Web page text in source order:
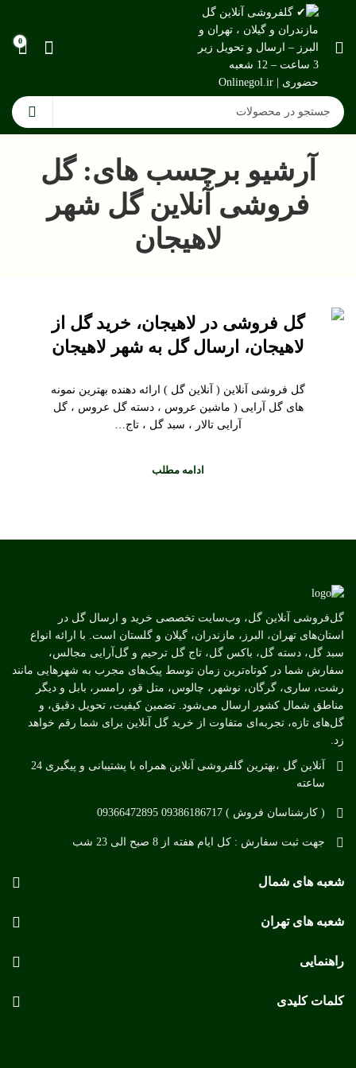
0
آرشیو برچسب های: گل
فروشی آنلاین گل شهر
لاهیجان
گل فروشی در لاهیجان، خرید گل از
لاهیجان، ارسال گل به شهر لاهیجان
گل فروشی آنلاین ( آنلاین گل ) ارائه دهنده بهترین نمونه
های گل آرایی ( ماشین عروس ، دسته گل عروس ، گل
آرایی تالار ، سبد گل ، تاج…
ادامه مطلب
گل‌فروشی آنلاین گل، وب‌سایت تخصصی خرید و ارسال گل در
استان‌های تهران، البرز، مازندران، گیلان و گلستان است. با ارائه انواع
سبد گل، دسته گل، باکس گل، تاج گل ترحیم و گل‌آرایی مجالس،
سفارش شما در کوتاه‌ترین زمان توسط پیک‌های مجرب به شهرهایی مانند
رشت، ساری، گرگان، نوشهر، چالوس، متل قو، رامسر، بابل و دیگر
مناطق شمال کشور ارسال می‌شود. تضمین کیفیت، تحویل دقیق، و
گل‌های تازه، تجربه‌ای متفاوت از خرید گل آنلاین برای شما رقم خواهد
زد.
آنلاین گل ،بهترین گلفروشی آنلاین همراه با پشتیبانی و پیگیری 24
ساعته
( کارشناسان فروش ) 09386186717 09366472895
جهت ثبت سفارش : کل ایام هفته از 8 صبح الی 23 شب
شعبه های شمال
شعبه های تهران
راهنمایی
کلمات کلیدی